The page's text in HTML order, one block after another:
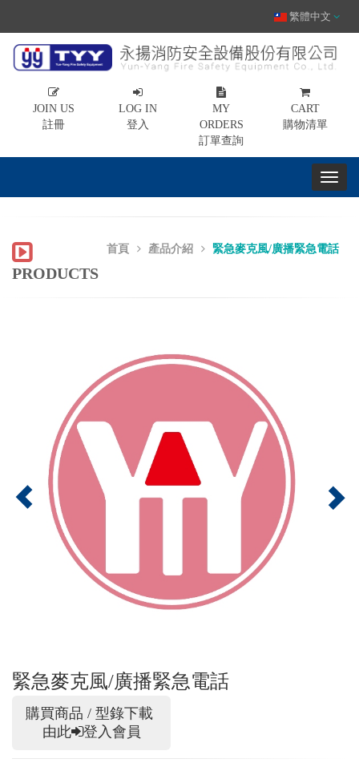
繁體中文
JOIN US
註冊
LOG IN
登入
MY
ORDERS
訂單查詢
CART
購物清單
首頁 產品介紹 緊急麥克風/廣播緊急電話
PRODUCTS
緊急麥克風/廣播緊急電話
購買商品 / 型錄下載
由此
登入會員